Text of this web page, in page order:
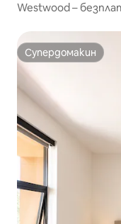
Westwood –
Супердомакин
Супердомакин